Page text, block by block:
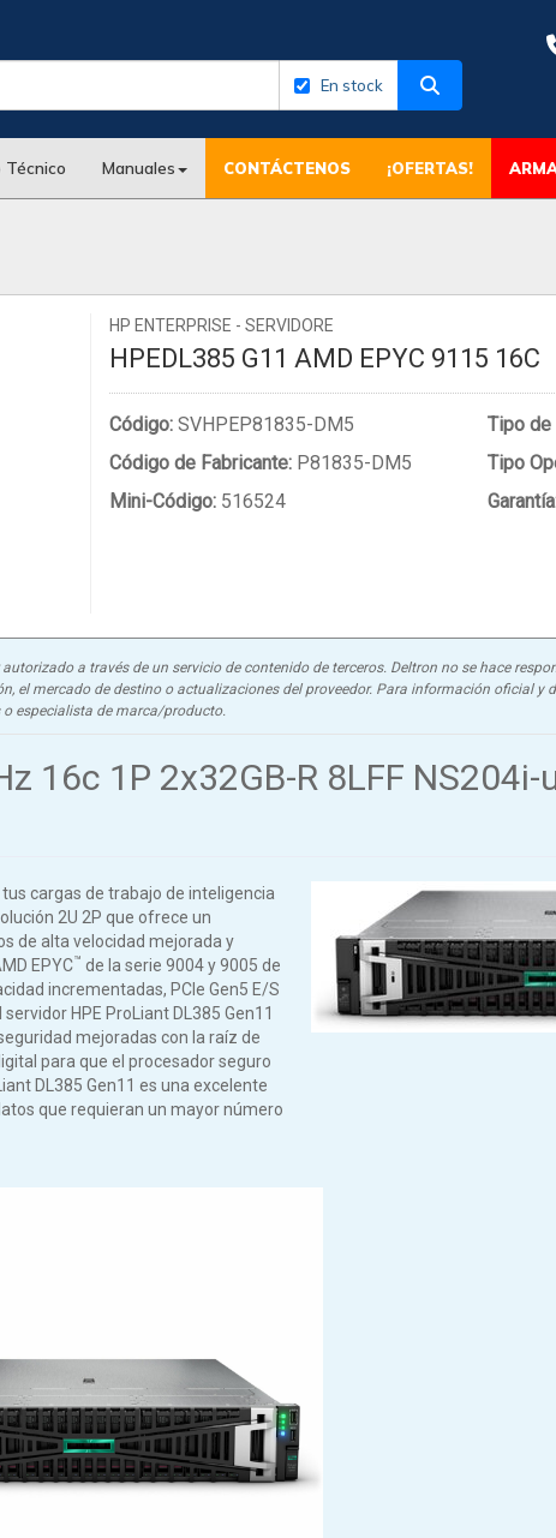
En stock
Técnico Manuales CONTÁCTENOS ¡OFERTAS!
HP ENTERPRISE - SERVIDORE
HPEDL385 G11 AMD EPYC 9115 16C
Código: SVHPEP81835-DM5
Código de Fabricante: P81835-DM5
Mini-Código: 516524
Tipo de
Tipo
a través de un servicio de contenido de terceros. Deltron no se hace
el mercado de destino o actualizaciones del proveedor. Para información oficial y
o especialista de marca/producto.
16c 1P 2x32GB-R 8LFF NS204i-
cargas de trabajo de inteligencia
2U 2P que ofrece un
de alta velocidad mejorada y
EPYC™ de la serie 9004 y 9005 de
incrementadas, PCIe Gen5 E/S
HPE ProLiant DL385 Gen11
mejoradas con la raíz de
para que el procesador seguro
DL385 Gen11 es una excelente
que requieran un mayor número